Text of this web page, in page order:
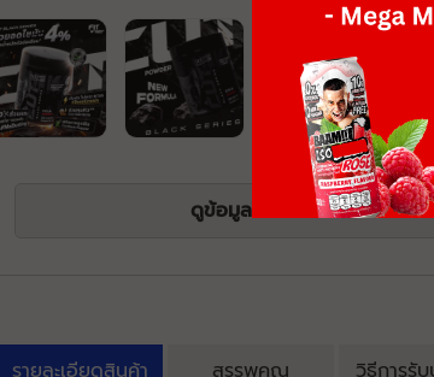
ดูข้อมูลโภชนาการ
รายละเอียดสินค้า สรรพคุณ วิธีการรับ